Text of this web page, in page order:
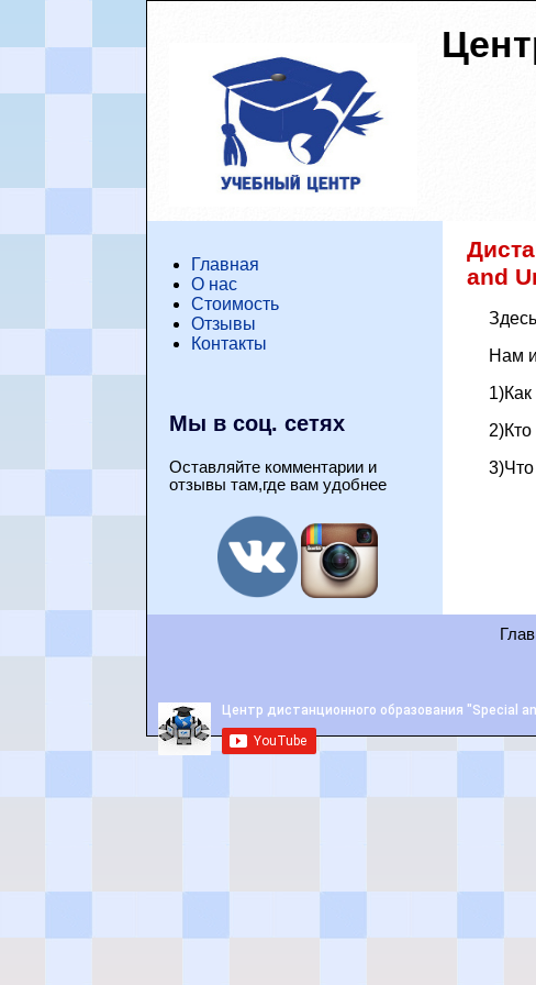
Главная
О нас
Стоимость
Отзывы
Контакты
Мы в соц. сетях
Оставляйте комментарии и
отзывы там,где вам удобнее
and
Нам